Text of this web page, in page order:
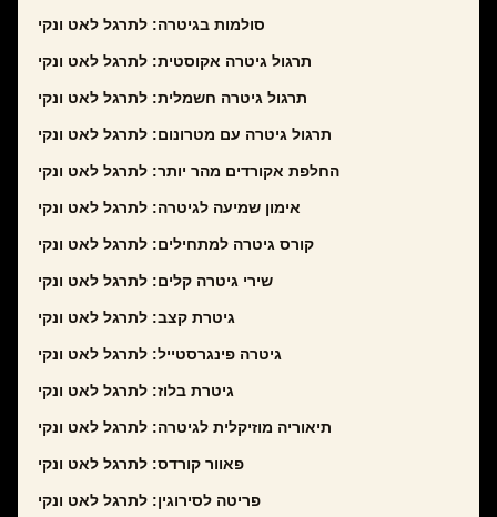
סולמות בגיטרה: לתרגל לאט ונקי
תרגול גיטרה אקוסטית: לתרגל לאט ונקי
תרגול גיטרה חשמלית: לתרגל לאט ונקי
תרגול גיטרה עם מטרונום: לתרגל לאט ונקי
החלפת אקורדים מהר יותר: לתרגל לאט ונקי
אימון שמיעה לגיטרה: לתרגל לאט ונקי
קורס גיטרה למתחילים: לתרגל לאט ונקי
שירי גיטרה קלים: לתרגל לאט ונקי
גיטרת קצב: לתרגל לאט ונקי
גיטרה פינגרסטייל: לתרגל לאט ונקי
גיטרת בלוז: לתרגל לאט ונקי
תיאוריה מוזיקלית לגיטרה: לתרגל לאט ונקי
פאוור קורדס: לתרגל לאט ונקי
פריטה לסירוגין: לתרגל לאט ונקי